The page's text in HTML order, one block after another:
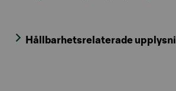
Hållbarhetsrelaterade